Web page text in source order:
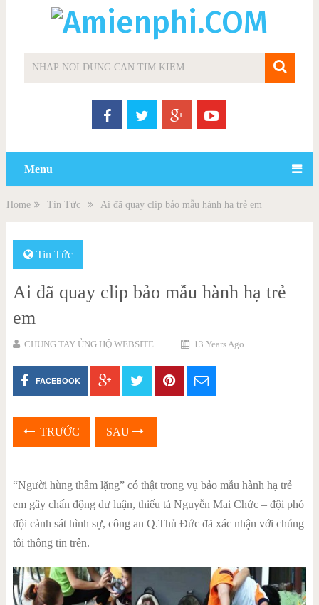
Menu
Home Tin Tức Ai đã quay clip bảo mẫu hành hạ trẻ em
Tin Tức
Ai đã quay clip bảo mẫu hành hạ trẻ
em
CHUNG TAY ỦNG HỘ WEBSITE 13 Years Ago
FACEBOOK
TRƯỚC SAU
“Người hùng thầm lặng” có thật trong vụ bảo mẫu hành hạ trẻ
em gây chấn động dư luận, thiếu tá Nguyễn Mai Chức – đội phó
đội cảnh sát hình sự, công an Q.Thủ Đức đã xác nhận với chúng
tôi thông tin trên.